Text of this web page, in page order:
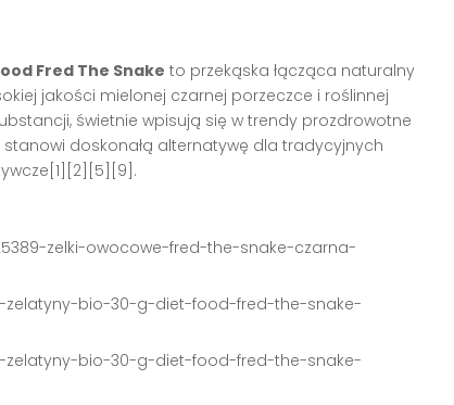
Fred The Snake to przekąska łącząca naturalny
jakości mielonej czarnej porzeczce i roślinnej
świetnie wpisują się w trendy prozdrowotne
doskonałą alternatywę dla tradycyjnych
zelki-owocowe-fred-the-snake-czarna-
bio-30-g-diet-food-fred-the-snake-
bio-30-g-diet-food-fred-the-snake-